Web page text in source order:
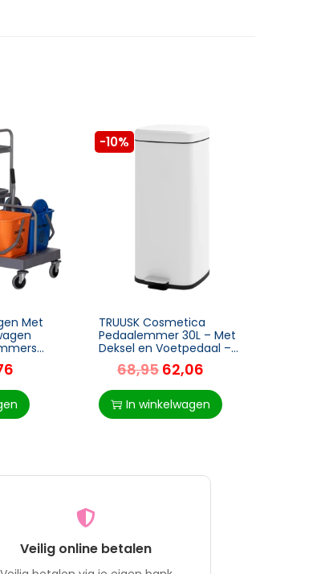
Met
-10%
TRUUSK Cosmetica
Pedaalemmer 30L – Met
Deksel en Voetpedaal –
Metalen Vuilnisbak –
Binnenemmer –
Woonkamer & Kantoor –
28 x 35 x
68,95 62,06
In winkelwagen
Veilig online betalen